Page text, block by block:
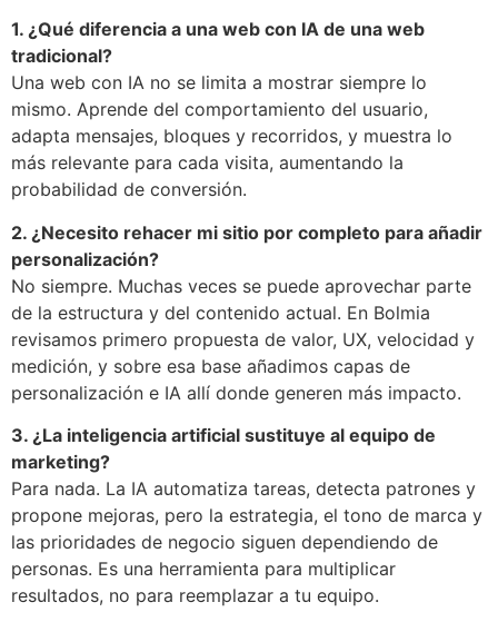
1. ¿Qué diferencia a una web con IA de una web
tradicional?
Una web con IA no se limita a mostrar siempre lo
mismo. Aprende del comportamiento del usuario,
adapta mensajes, bloques y recorridos, y muestra lo
más relevante para cada visita, aumentando la
probabilidad de conversión.
2. ¿Necesito rehacer mi sitio por completo para añadir
personalización?
No siempre. Muchas veces se puede aprovechar parte
de la estructura y del contenido actual. En Bolmia
revisamos primero propuesta de valor, UX, velocidad y
medición, y sobre esa base añadimos capas de
personalización e IA allí donde generen más impacto.
3. ¿La inteligencia artificial sustituye al equipo de
marketing?
Para nada. La IA automatiza tareas, detecta patrones y
propone mejoras, pero la estrategia, el tono de marca y
las prioridades de negocio siguen dependiendo de
personas. Es una herramienta para multiplicar
resultados, no para reemplazar a tu equipo.